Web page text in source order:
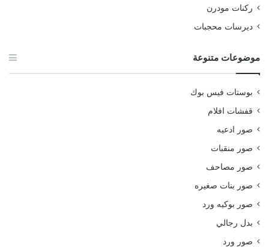
ركنات مودرن
ديرسات محجبات
موضوعات متنوعة
بوستات فيس بوك
قفشات افلام
صور ادعيه
صور منقبات
صور مصاحف
صور بنات صغيره
صور بوكيه ورد
بدل رجالي
صور ورد